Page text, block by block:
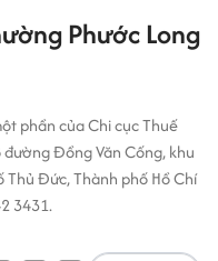
Phước Long
phần của Chi cục Thuế
Đồng Văn Cống, khu
Đức, Thành phố Hồ Chí
3431.